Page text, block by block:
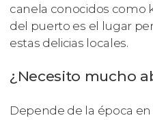
canela conocidos como
del puerto es el lugar
estas delicias locales.
¿Necesito mucho
Depende de la época en